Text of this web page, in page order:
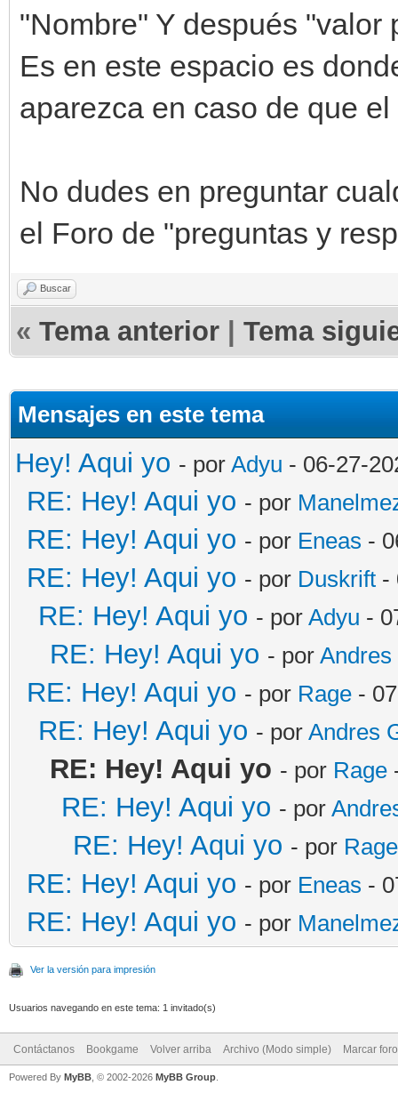
"Nombre" Y después "valor
Es en este espacio es
aparezca en caso de que
No dudes en preguntar
el Foro de "preguntas y
Buscar
« Tema anterior Tema
Mensajes en este tema
Hey! Aqui yo - por Adyu - 06-27-
RE: Hey! Aqui yo - por
RE: Hey! Aqui yo - por Eneas -
RE: Hey! Aqui yo - por Duskrift -
RE: Hey! Aqui yo - por Adyu -
RE: Hey! Aqui yo - por Andres
RE: Hey! Aqui yo - por Rage -
RE: Hey! Aqui yo - por Andres
RE: Hey! Aqui yo - por Rage
RE: Hey! Aqui yo - por
RE: Hey! Aqui yo - por Rage
RE: Hey! Aqui yo - por Eneas -
RE: Hey! Aqui yo - por
Ver la versión para impresión
Usuarios navegando en este tema: 1 invitado(s)
Contáctanos Bookgame Volver arriba Archivo (Modo simple) Marcar
Powered By MyBB , © 2002-2026 MyBB Group